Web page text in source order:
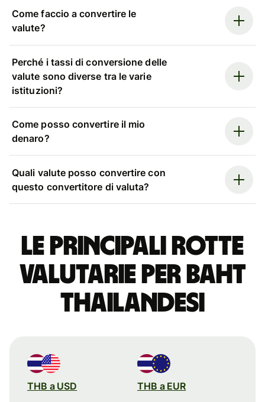
Come faccio a convertire le
valute?
Perché i tassi di conversione delle
valute sono diverse tra le varie
istituzioni?
Come posso convertire il mio
denaro?
Quali valute posso convertire con
questo convertitore di valuta?
Le principali rotte
valutarie per baht
thailandesi
THB a USD THB a EUR